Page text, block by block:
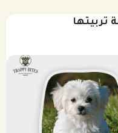
تربيتها